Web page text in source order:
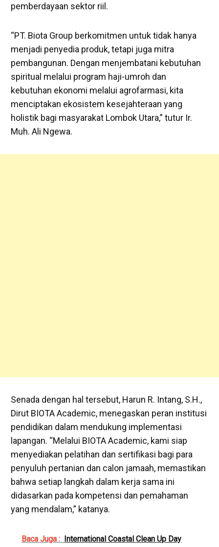
pemberdayaan sektor riil.
“PT. Biota Group berkomitmen untuk tidak hanya
menjadi penyedia produk, tetapi juga mitra
pembangunan. Dengan menjembatani kebutuhan
spiritual melalui program haji-umroh dan
kebutuhan ekonomi melalui agrofarmasi, kita
menciptakan ekosistem kesejahteraan yang
holistik bagi masyarakat Lombok Utara,” tutur Ir.
Muh. Ali Ngewa.
Senada dengan hal tersebut, Harun R. Intang, S.H.,
Dirut BIOTA Academic, menegaskan peran institusi
pendidikan dalam mendukung implementasi
lapangan. “Melalui BIOTA Academic, kami siap
menyediakan pelatihan dan sertifikasi bagi para
penyuluh pertanian dan calon jamaah, memastikan
bahwa setiap langkah dalam kerja sama ini
didasarkan pada kompetensi dan pemahaman
yang mendalam,” katanya.
Baca Juga : International Coastal Clean Up Day